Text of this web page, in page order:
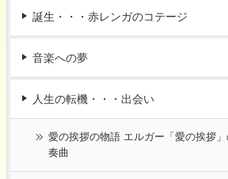
誕生・・・赤レンガのコテージ
音楽への夢
人生の転機・・・出会い
愛の挨拶の物語 エルガー「愛の挨拶
奏曲